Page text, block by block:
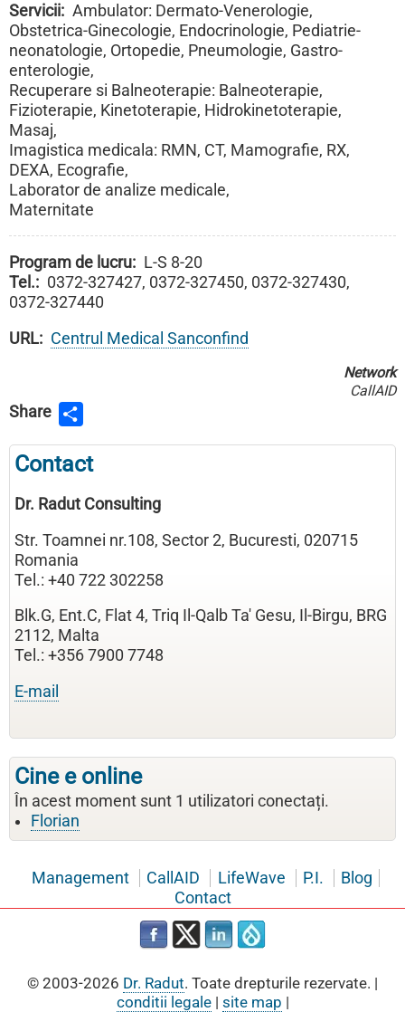
Servicii
Ambulator: Dermato-Venerologie,
Obstetrica-Ginecologie, Endocrinologie, Pediatrie-
neonatologie, Ortopedie, Pneumologie, Gastro-
enterologie,
Recuperare si Balneoterapie: Balneoterapie,
Fizioterapie, Kinetoterapie, Hidrokinetoterapie,
Masaj,
Imagistica medicala: RMN, CT, Mamografie, RX,
DEXA, Ecografie,
Laborator de analize medicale,
Maternitate
Program de lucru
L-S 8-20
Tel.
0372-327427, 0372-327450, 0372-327430,
0372-327440
URL
Centrul Medical Sanconfind
Network
CallAID
Contact
Dr. Radut Consulting
Str. Toamnei nr.108, Sector 2, Bucuresti, 020715
Romania
Tel.: +40 722 302258
Blk.G, Ent.C, Flat 4, Triq Il-Qalb Ta' Gesu, Il-Birgu, BRG
2112, Malta
Tel.: +356 7900 7748
E-mail
Cine e online
În acest moment sunt 1 utilizatori conectați.
Florian
Management CallAID LifeWave P.I.
Blog
Contact
© 2003-2026 Dr. Radut. Toate drepturile rezervate. |
conditii legale| site map |